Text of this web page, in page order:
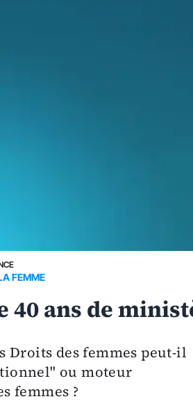
FEMME
40 ans de
Droits des femmes peut-il
ou moteur
femmes ?